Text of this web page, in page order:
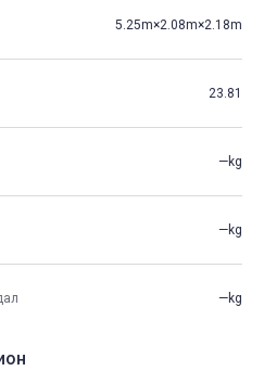
5.25m×2.08m×2.18m
23.81
—kg
—kg
—kg